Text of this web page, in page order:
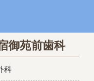
御苑前歯科
科